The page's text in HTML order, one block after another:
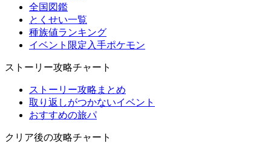
全国図鑑
とくせい一覧
種族値ランキング
イベント限定入手ポケモン
ストーリー攻略チャート
ストーリー攻略まとめ
取り返しがつかないイベント
おすすめの旅パ
クリア後の攻略チャート